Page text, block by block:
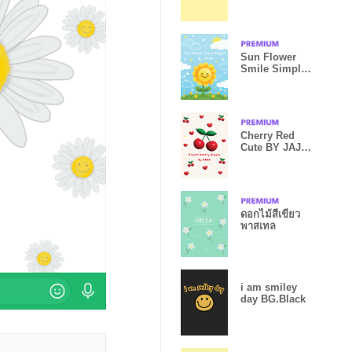
Sun Flower
Smile Simple
Cherry Red
Cute BY JAJA
ดอกไม้สีเขียว
พาสเทล
i am smiley
day BG.Black